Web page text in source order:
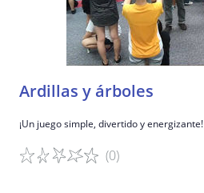
Ardillas y árboles
¡Un juego simple, divertido y energizante!
(0)